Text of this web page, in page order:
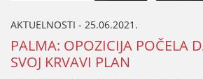
AKTUELNOSTI - 25.06.2021.
PALMA: OPOZICIЈA POČELA
SVOЈ KRVAVI PLAN